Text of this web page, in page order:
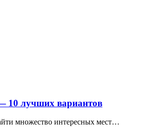
10 лучших вариантов
множество интересных мест…